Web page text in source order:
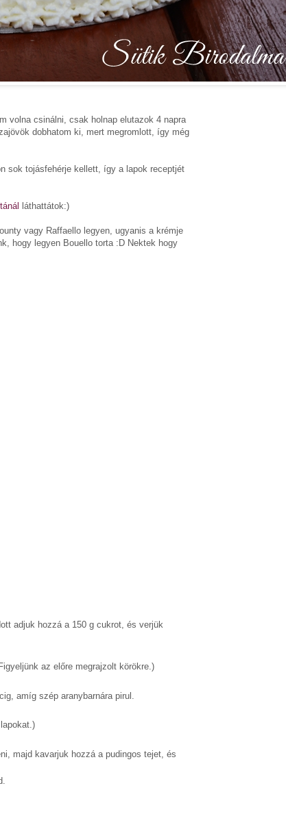
volna csinálni, csak holnap elutazok 4 napra
dobhatom ki, mert megromlott, így még
sok tojásfehérje kellett, így a lapok receptjét
láthattátok:)
vagy Raffaello legyen, ugyanis a krémje
hogy legyen Bouello torta :D Nektek hogy
adjuk hozzá a 150 g cukrot, és verjük
az előre megrajzolt körökre.)
amíg szép aranybarnára pirul.
majd kavarjuk hozzá a pudingos tejet, és